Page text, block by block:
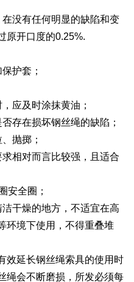
没有任何明显的缺陷和变
原开口度的0.25%.
护套；
应及时涂抹黄油；
存在损坏钢丝绳的缺陷；
抛掷；
相对而言比较强，且适合
安全圈；
干燥的地方，不适宜在高
环境下使用，不得重叠堆
效延长钢丝绳索具的使用时
绳会不断磨损，所发必须每